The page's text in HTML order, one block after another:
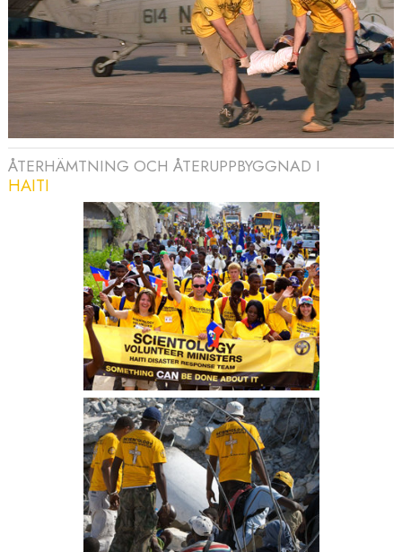
ÅTERHÄMTNING OCH ÅTERUPPBYGGNAD I
HAITI